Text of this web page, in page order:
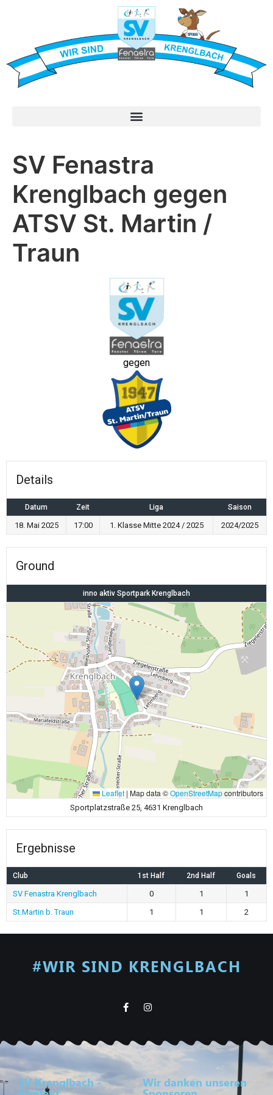
SV Fenastra
Krenglbach gegen
ATSV St. Martin /
Traun
gegen
Details
Datum Zeit Liga Saison
18. Mai 2025 17:00 1. Klasse Mitte 2024 / 2025 2024/2025
Ground
inno aktiv Sportpark Krenglbach
Leaflet | Map data ©OpenStreetMapcontributors
Sportplatzstraße 25, 4631 Krenglbach
Ergebnisse
Club 1st Half 2nd Half Goals
SV Fenastra Krenglbach 0 1
1
St.Martin b. Traun
1 1 2
#WIR SIND KRENGLBACH
SV Krenglbach - Wir danken unseren